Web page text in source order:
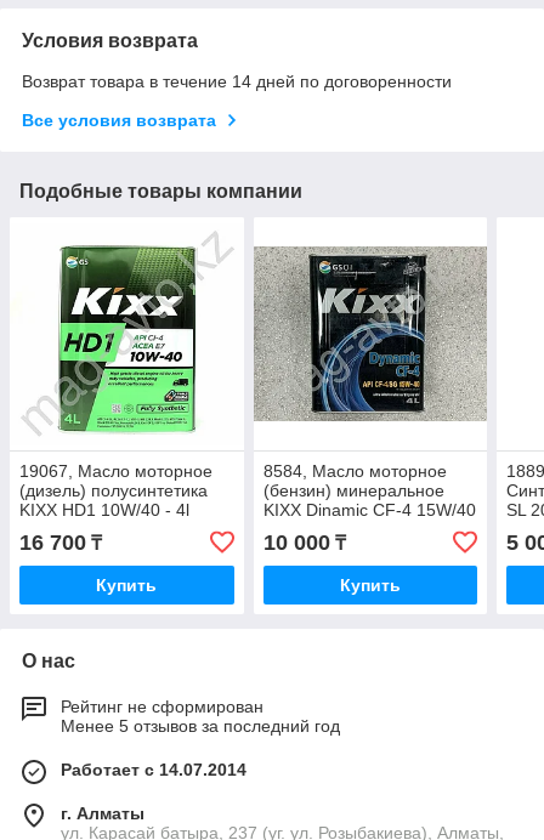
Условия возврата
Возврат товара в течение 14 дней по договоренности
Все условия возврата
Подобные товары компании
19067, Масло моторное
(дизель) полусинтетика
KIXX HD1 10W/40 - 4l
16 700 ₸
Купить
8584, Масло моторное
(бензин) минеральное
KIXX Dinamic CF-4 15W/40
10 000₸
Купить
SL
5
О нас
Рейтинг не сформирован
Менее 5 отзывов за последний год
Работает с 14.07.2014
г. Алматы
ул. Карасай батыра, 237 (уг. ул. Розыбакиева), Алматы,